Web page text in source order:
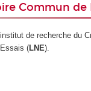
Commun
de recherche du
( LNE).